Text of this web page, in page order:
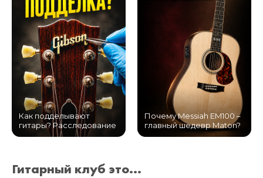
Как подделывают
гитары? Расследование
Почему Messiah EM100 –
главный шедевр Maton?
Гитарный клуб это...